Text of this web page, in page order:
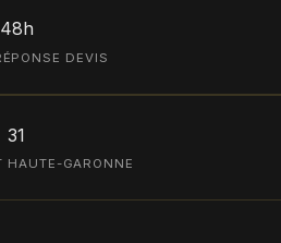
48h
DEVIS
31
HAUTE-GARONNE